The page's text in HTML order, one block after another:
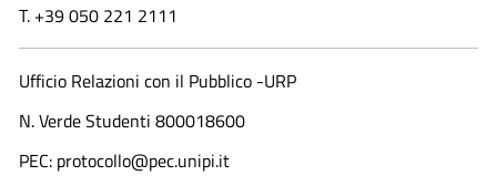
T. +39 050 221 2111
Ufficio Relazioni con il Pubblico -URP
N. Verde Studenti 800018600​
PEC: protocollo@pec.unipi.it